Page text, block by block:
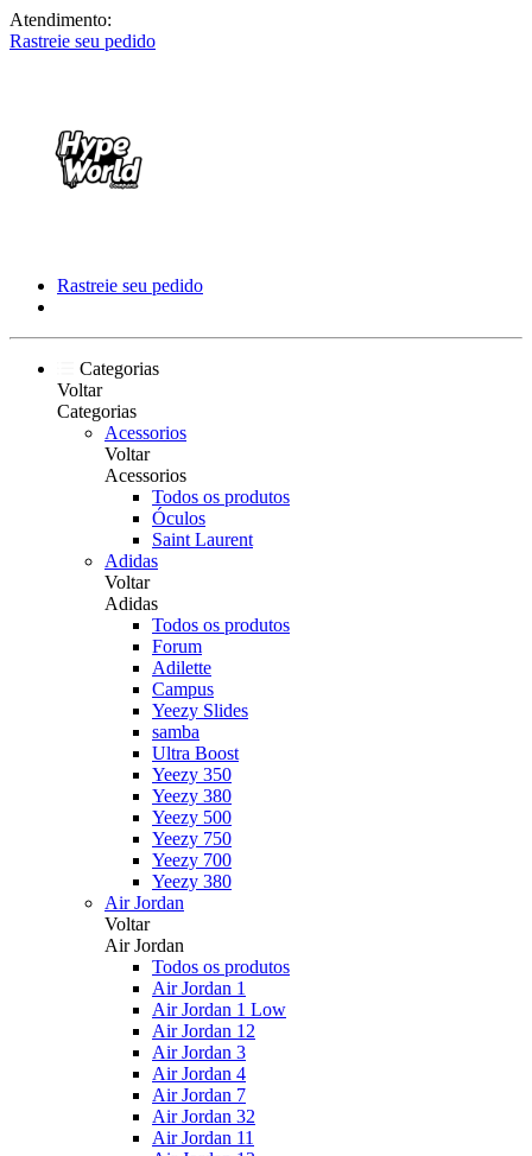
Atendimento:
Rastreie seu pedido
Rastreie seu pedido
Categorias
Voltar
Categorias
Acessorios
Voltar
Acessorios
Todos os produtos
Óculos
Saint Laurent
Adidas
Voltar
Adidas
Todos os produtos
Forum
Adilette
Campus
Yeezy Slides
samba
Ultra Boost
Yeezy 350
Yeezy 380
Yeezy 500
Yeezy 750
Yeezy 700
Yeezy 380
Air Jordan
Voltar
Air Jordan
Todos os produtos
Air Jordan 1
Air Jordan 1 Low
Air Jordan 12
Air Jordan 3
Air Jordan 4
Air Jordan 7
Air Jordan 32
Air Jordan 11